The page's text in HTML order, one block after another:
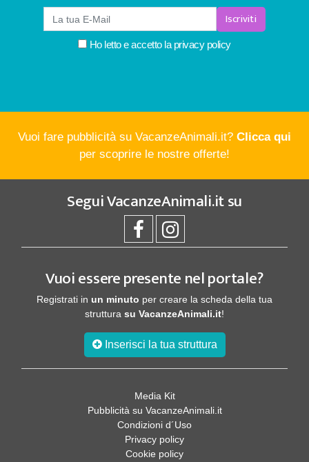
Iscriviti
Ho letto e accetto la privacy policy
Vuoi fare pubblicità su VacanzeAnimali.it? Clicca qui
per scoprire le nostre offerte!
SeguiVacanzeAnimali.itsu
Vuoi essere presente nel portale?
Registrati in un minuto per creare la scheda della tua
struttura su VacanzeAnimali.it!
Inserisci la tua struttura
Media Kit
Pubblicità su VacanzeAnimali.it
Condizioni d´Uso
Privacy policy
Cookie policy